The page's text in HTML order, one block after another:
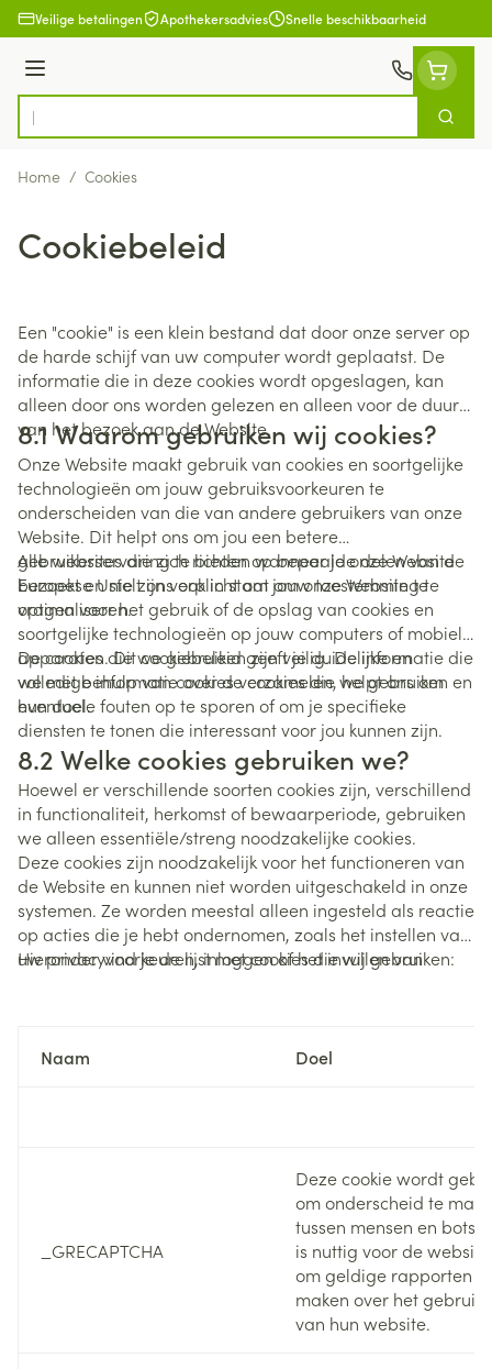
Ga naar de inhoud
Veilige betalingen Apothekersadvies Snelle beschikbaarheid
Menu
Product, merk, categorie...
Zoek
Home / Cookies
Cookiebeleid
Een "cookie" is een klein bestand dat door onze server op
de harde schijf van uw computer wordt geplaatst. De
informatie die in deze cookies wordt opgeslagen, kan
alleen door ons worden gelezen en alleen voor de duur
van het bezoek aan de Website.
8.1 Waarom gebruiken wij cookies?
Onze Website maakt gebruik van cookies en soortgelijke
technologieën om jouw gebruiksvoorkeuren te
onderscheiden van die van andere gebruikers van onze
Website. Dit helpt ons om jou een betere
gebruikerservaring te bieden wanneer je onze Website
bezoekt en stelt ons ook in staat om onze Website te
optimaliseren.
Alle websites die zich richten op bepaalde delen van de
Europese Unie zijn verplicht om jouw toestemming te
vragen voor het gebruik of de opslag van cookies en
soortgelijke technologieën op jouw computers of mobiele
apparaten. Dit cookiebeleid geeft je duidelijke en
volledige informatie over de cookies die we gebruiken en
hun doel.
De cookies die we gebruiken zijn veilig. De informatie die
we met behulp van cookies verzamelen, helpt ons om
eventuele fouten op te sporen of om je specifieke
diensten te tonen die interessant voor jou kunnen zijn.
8.2 Welke cookies gebruiken we?
Hoewel er verschillende soorten cookies zijn, verschillend
in functionaliteit, herkomst of bewaarperiode, gebruiken
we alleen essentiële/streng noodzakelijke cookies.
Deze cookies zijn noodzakelijk voor het functioneren van
de Website en kunnen niet worden uitgeschakeld in onze
systemen. Ze worden meestal alleen ingesteld als reactie
op acties die je hebt ondernomen, zoals het instellen van
uw privacyvoorkeuren, inloggen of het invullen van
Hieronder vind je de lijst met cookies die wij gebruiken:
Naam Doel
_GRECAPTCHA
Deze cookie wordt
om onderscheid te
tussen mensen en bots.
is nuttig voor de website
om geldige rapporten te
maken over het gebruik
van hun website.